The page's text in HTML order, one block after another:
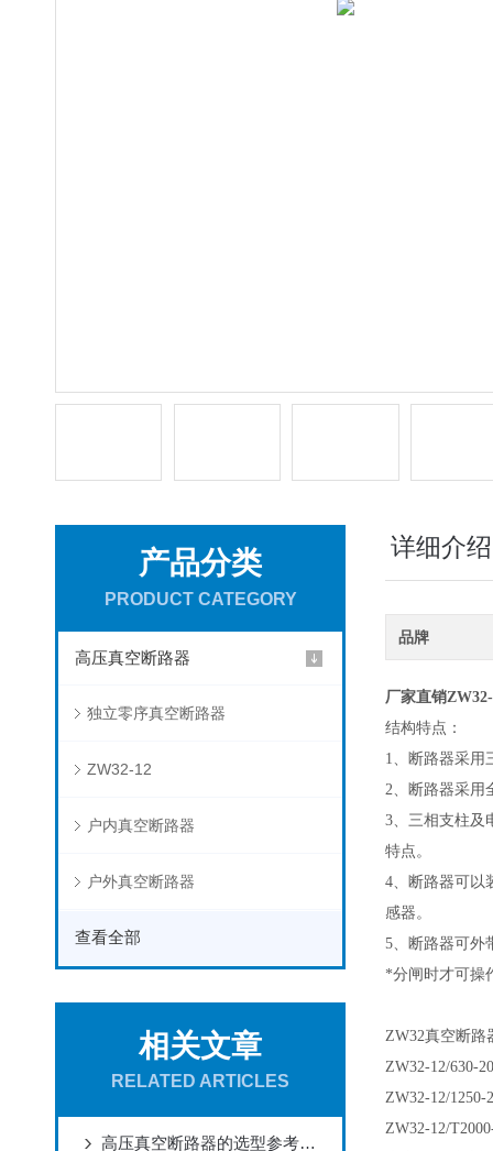
产品分类
PRODUCT CATEGORY
高压真空断路器
独立零序真空断路器
ZW32-12
户内真空断路器
户外真空断路器
查看全部
相关文章
RELATED ARTICLES
高压真空断路器的选型参考了解下呢
详细介绍
品牌
厂家直销
结构特点：
1、断路器采用
2、断路器采用
3、三相支柱及
特点。
4、断路器可以
感器。
5、断路器可外
*分闸时才可操
ZW32真空断路
ZW32-12/630-
ZW32-12/1250-
ZW32-12/